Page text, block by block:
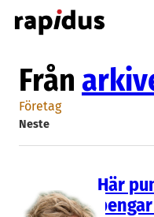
Hoppa
till
Från
Företag
Neste
Här